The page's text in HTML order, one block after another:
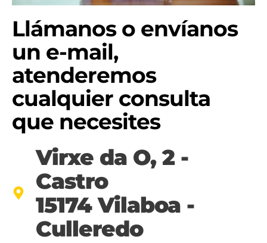
Llámanos o envíanos
un e-mail,
atenderemos
cualquier consulta
que necesites
Virxe da O, 2 -
Castro
15174 Vilaboa -
Culleredo